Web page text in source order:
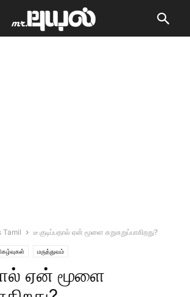
Tamil டீ குடிப்பதால் ஏன் மூளை சுறுசுறுப்பாகிறது?
மருத்துவம்
ஏன் மூளை